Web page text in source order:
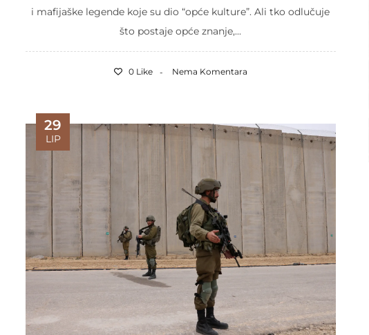
i mafijaške legende koje su dio “opće kulture”. Ali tko odlučuje
što postaje opće znanje,...
0 Like Nema Komentara
29
LIP